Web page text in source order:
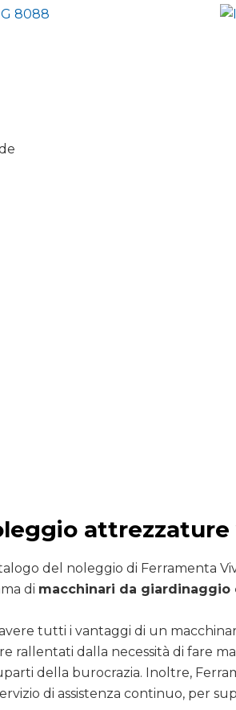
attrezzature
del noleggio di Ferramenta
di macchinari da giardinaggio
tutti i vantaggi di un
rallentati dalla necessità di fare
della burocrazia. Inoltre,
di assistenza continuo, per